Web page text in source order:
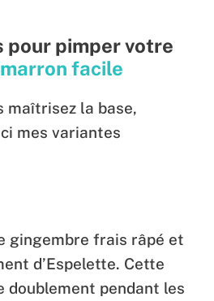
pour pimper votre
facile
maîtrisez la base,
mes variantes
gingembre frais râpé et
d’Espelette. Cette
doublement pendant les